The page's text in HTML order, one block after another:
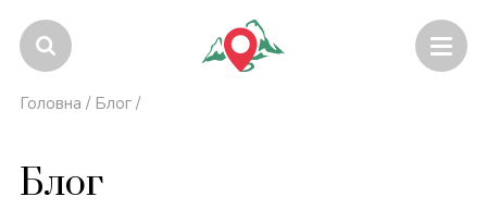
Головна / Блог /
Блог